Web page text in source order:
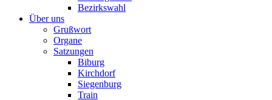
Bezirkswahl
Über uns
Grußwort
Organe
Satzungen
Biburg
Kirchdorf
Siegenburg
Train